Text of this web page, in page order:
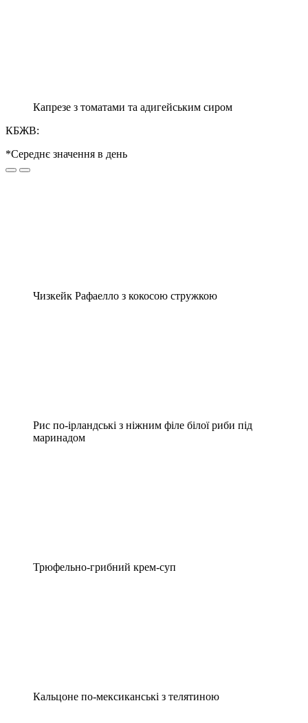
Капрезе з томатами та адигейським сиром
КБЖВ:
*Середнє значення в день
Чизкейк Рафаелло з кокосою стружкою
Рис по-ірландські з ніжним філе білої риби під
маринадом
Трюфельно-грибний крем-суп
Кальцоне по-мексиканські з телятиною